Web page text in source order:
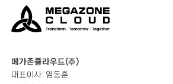
메가존클라우드(주)
대표이사: 염동훈